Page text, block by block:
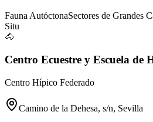
Fauna AutóctonaSectores de Grandes
Situ
🐴
Centro Ecuestre y Escuela de
Centro Hípico Federado
Camino de la Dehesa, s/n, Sevilla